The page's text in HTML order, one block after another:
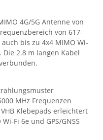
4G/5G Antenne von
von 617-
bis zu 4x4 MIMO Wi-
Die 2.8 m langen Kabel
MHz Frequenzen
Klebepads erleichtert
Fi 6e und GPS/GNSS